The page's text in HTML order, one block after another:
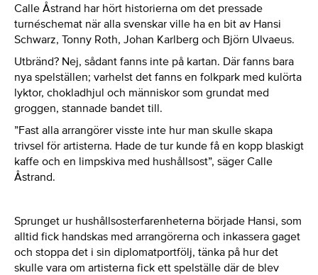
Calle Åstrand har hört historierna om det pressade
turnéschemat när alla svenskar ville ha en bit av Hansi
Schwarz, Tonny Roth, Johan Karlberg och Björn Ulvaeus.
Utbränd? Nej, sådant fanns inte på kartan. Där fanns bara
nya spelställen; varhelst det fanns en folkpark med kulörta
lyktor, chokladhjul och människor som grundat med
groggen, stannade bandet till.
”Fast alla arrangörer visste inte hur man skulle skapa
trivsel för artisterna. Hade de tur kunde få en kopp blaskigt
kaffe och en limpskiva med hushållsost”, säger Calle
Åstrand.
Sprunget ur hushållsosterfarenheterna började Hansi, som
alltid fick handskas med arrangörerna och inkassera gaget
och stoppa det i sin diplomatportfölj, tänka på hur det
skulle vara om artisterna fick ett spelställe där de blev